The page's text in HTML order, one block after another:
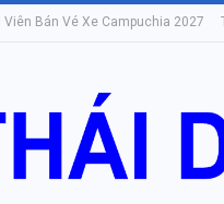
Viên Bán Vé Xe Campuchia 2027